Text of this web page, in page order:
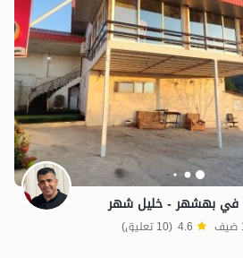
في بهشهر - خليل شهر
4.6 (10 تعليق)